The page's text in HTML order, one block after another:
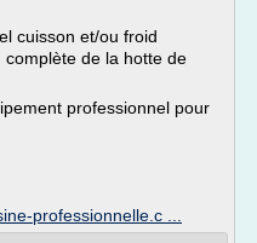
cuisson et/ou froid
de la hotte de
professionnel pour
professionnelle.c ...